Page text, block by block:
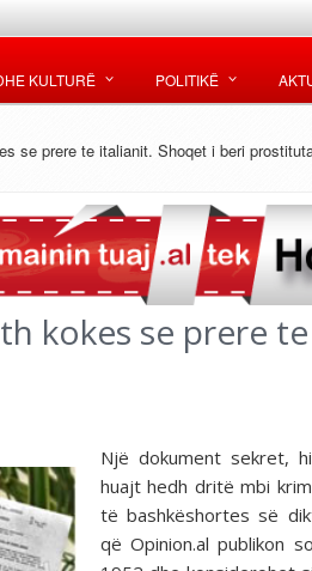
KULTURË POLITIKË
se prere te italianit. Shoqet i beri
kokes se prere
Një dokument sekret,
huajt hedh dritë mbi
të bashkëshortes së
që Opinion.al publikon